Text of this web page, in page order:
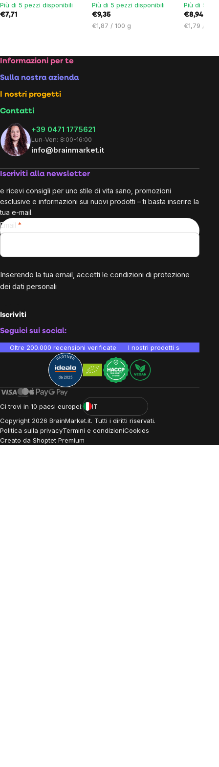
Più di 5 pezzi disponibili
€7,71
Più di 5 pezzi disponibili
€9,35
Prezzo
€1,87 / 100 g
Più di 5
€8,94
Prezzo
€1,79 / 100
Footer
Informazioni per te
Sulla nostra azienda
I nostri progetti
Contatti
+39 0471 1775621
Lun-Ven: 8:00-16:00
info@brainmarket.it
Iscriviti alla newsletter
e ricevi consigli per uno stile di vita sano, promozioni
esclusive e informazioni sui nuovi prodotti – ti basta inserire la
tua e-mail.
Email
Inserendo la tua email, accetti le condizioni di protezione
dei dati personali
Iscriviti
Seguici sui social:
Oltre 200.000 recensioni verificate I nostri prodotti sono testati
Ci trovi in 10 paesi europei:
IT
Copyright 2026 BrainMarket.it. Tutti i diritti riservati.
Politica sulla privacyTermini e condizioniCookies
Creato da Shoptet Premium